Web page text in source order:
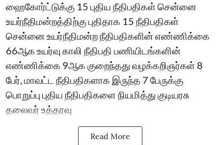
ஹைகோர்ட்டுக்கு 15 புதிய நீதிபதிகள் சென்னை
உயர்நீதிமன்றத்திற்கு புதிதாக 15 நீதிபதிகள்
சென்னை உயர்நீதிமன்ற நீதிபதிகளின் எண்ணிக்கை
66ஆக உயர்வு காலி நீதிபதி பணியிடங்களின்
எண்ணிக்கை 9ஆக குறைந்தது வழக்கறிஞர்கள் 8
பேர், மாவட்ட நீதிபதிகளாக இருந்த 7 பேருக்கு
பொறுப்பு புதிய நீதிபதிகளை நியமித்து குடியரசு
தலைவர் உத்தரவு
Read More